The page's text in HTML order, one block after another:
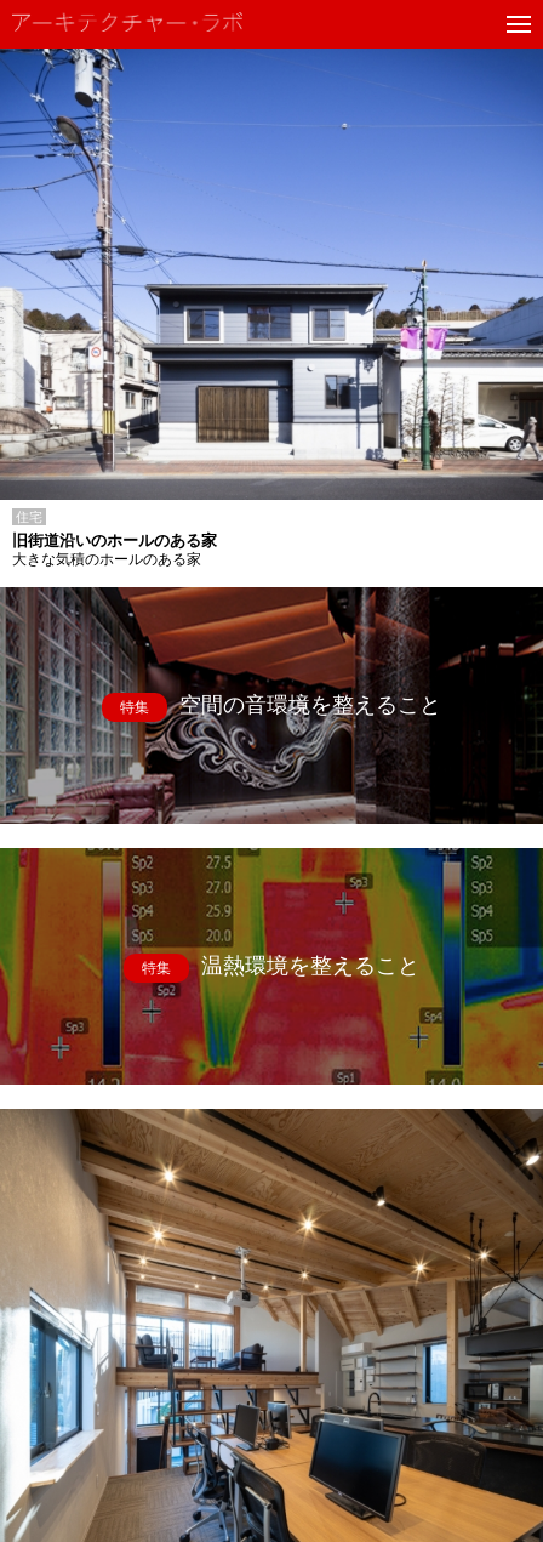
住宅
旧街道沿いのホールのある家
大きな気積のホールのある家
特集 空間の音環境を整えること
特集 温熱環境を整えること